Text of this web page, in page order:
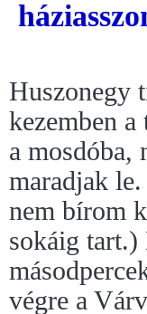
Huszonegy
kezemben
a mosdóba,
maradjak
nem bírom
sokáig tart.)
végre a